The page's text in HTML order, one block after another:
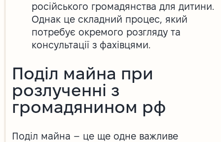
російського громадянства для дитини.
Однак це складний процес, який
потребує окремого розгляду та
консультації з фахівцями.
Поділ майна при
розлученні з
громадянином рф
Поділ майна – це ще одне важливе